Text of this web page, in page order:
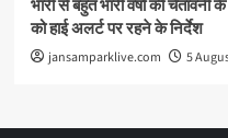
भारी से बहुत भारी वर्षा की
को हाई अलर्ट पर रहने के निर्देश
jansamparklive.com 5